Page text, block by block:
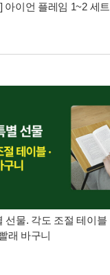
아이언 플레임 1~2 세
선물. 각도 조절 테이블
래 바구니